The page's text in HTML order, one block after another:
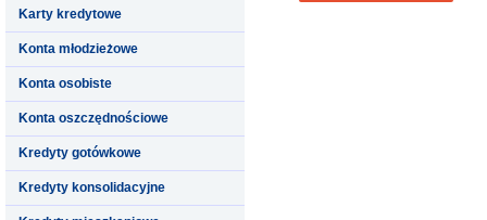
Karty kredytowe
Konta młodzieżowe
Konta osobiste
Konta oszczędnościowe
Kredyty gotówkowe
Kredyty konsolidacyjne